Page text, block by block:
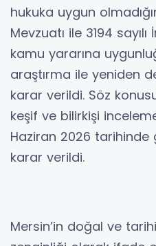
hukuka uygun
Mevzuatı ile 3194
kamu yararına
araştırma ile yeniden
karar verildi. Söz
keşif ve bilirkişi
Haziran 2026 tarihinde
karar verildi.
Mersin’in doğal ve